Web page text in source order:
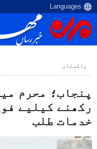
پاکستان
پنجاب؛ محرم
رکھنے کیلیے
خدمات طلب